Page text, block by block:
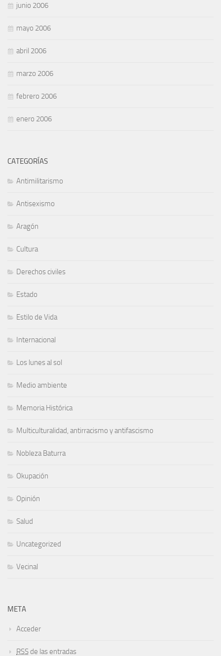
junio 2006
mayo 2006
abril 2006
marzo 2006
febrero 2006
enero 2006
CATEGORÍAS
Antimilitarismo
Antisexismo
Aragón
Cultura
Derechos civiles
Estado
Estilo de Vida
Internacional
Los lunes al sol
Medio ambiente
Memoria Histórica
Multiculturalidad, antirracismo y antifascismo
Nobleza Baturra
Okupación
Opinión
Salud
Uncategorized
Vecinal
META
Acceder
RSS de las entradas